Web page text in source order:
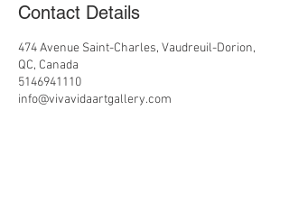
Contact Details
474 Avenue Saint-Charles, Vaudreuil-Dorion,
QC, Canada
5146941110
info@vivavidaartgallery.com